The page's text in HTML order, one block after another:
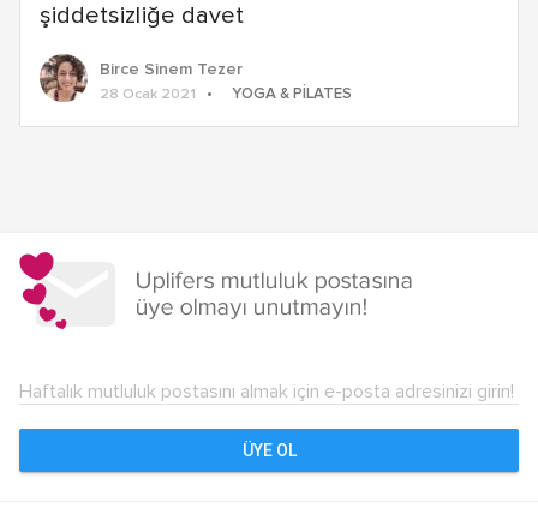
şiddetsizliğe davet
Birce Sinem Tezer
28 Ocak 2021 YOGA & PILATES
dolaşımı
Haftalık mutluluk postasını almak için e-posta adresinizi girin!
ÜYE OL